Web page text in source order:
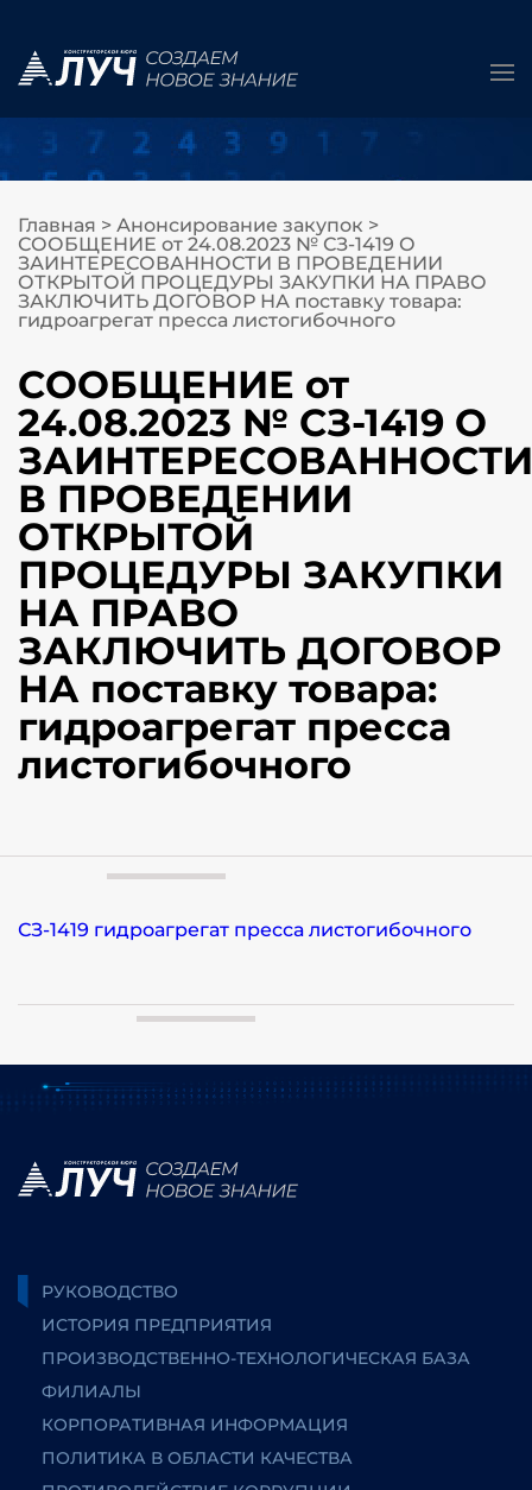
Главная > Анонсирование закупок >
СООБЩЕНИЕ от 24.08.2023 № СЗ-1419 О
ЗАИНТЕРЕСОВАННОСТИ В ПРОВЕДЕНИИ
ОТКРЫТОЙ ПРОЦЕДУРЫ ЗАКУПКИ НА ПРАВО
ЗАКЛЮЧИТЬ ДОГОВОР НА поставку товара:
гидроагрегат пресса листогибочного
СООБЩЕНИЕ от
24.08.2023 № СЗ-1419 О
ЗАИНТЕРЕСОВАННОСТИ
В ПРОВЕДЕНИИ
ОТКРЫТОЙ
ПРОЦЕДУРЫ ЗАКУПКИ
НА ПРАВО
ЗАКЛЮЧИТЬ ДОГОВОР
НА поставку товара:
гидроагрегат пресса
листогибочного
СЗ-1419 гидроагрегат пресса листогибочного
РУКОВОДСТВО
ИСТОРИЯ ПРЕДПРИЯТИЯ
ПРОИЗВОДСТВЕННО-ТЕХНОЛОГИЧЕСКАЯ БАЗА
ФИЛИАЛЫ
КОРПОРАТИВНАЯ ИНФОРМАЦИЯ
ПОЛИТИКА В ОБЛАСТИ КАЧЕСТВА